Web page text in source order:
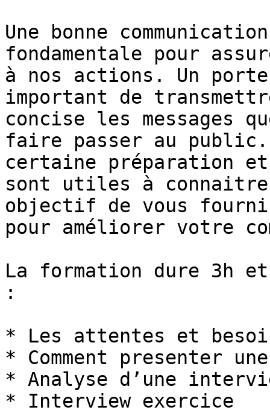
Une bonne
fondamentale pour
à nos actions. Un
important de
concise les messages
faire passer au public.
certaine préparation
sont utiles à
objectif de vous
pour améliorer votre
La formation dure 3h
:
* Les attentes et
* Comment presenter
* Analyse d’une
* Interview exercice